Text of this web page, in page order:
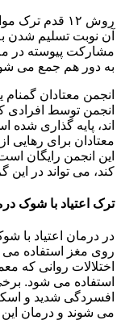
روش ۱۲ قدم
آن نوبت تسلیم شدن
مشارکت پیوسته در
به دور هم جمع می
انجمن توسط افرادی
اند، پایه گذاری
این انجمن رایگان
کند، می تواند در
ترک اعتیاد با شوک
در درمان اعتیاد با
روی مغز استفاده می
اختلالات روانی که
استفاده می شود.
افسردگی شدید و
می شوند و درمان